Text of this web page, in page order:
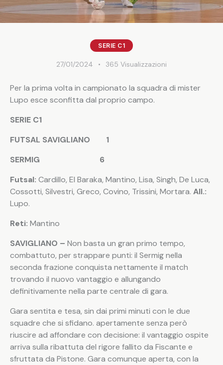
SERIE C1
27/01/2024 365 Visualizzazioni
Per la prima volta in campionato la squadra di mister
Lupo esce sconfitta dal proprio campo.
SERIE C1
FUTSAL SAVIGLIANO 1
SERMIG 6
Futsal: Cardillo, El Baraka, Mantino, Lisa, Singh, De Luca,
Cossotti, Silvestri, Greco, Covino, Trissini, Mortara. All.:
Lupo.
Reti: Mantino
SAVIGLIANO – Non basta un gran primo tempo,
combattuto, per strappare punti: il Sermig nella
seconda frazione conquista nettamente il match
trovando il nuovo vantaggio e allungando
definitivamente nella parte centrale di gara.
Gara sentita e tesa, sin dai primi minuti con le due
squadre che si sfidano. apertamente senza però
riuscire ad affondare con decisione: il vantaggio ospite
arriva sulla ribattuta del rigore fallito da Fiscante e
sfruttata da Pistone. Gara comunque aperta, con la